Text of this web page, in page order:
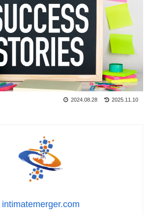
2024.08.28 2025.11.10
intimatemerger.com